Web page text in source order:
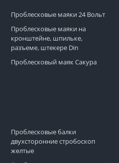
Проблесковые маяки 24 Вольт
Проблесковые маяки на
кронштейне, шпильке,
разъеме, штекере Din
Проблесковый маяк Сакура
Проблесковые балки
двухсторонние стробоскоп
желтые